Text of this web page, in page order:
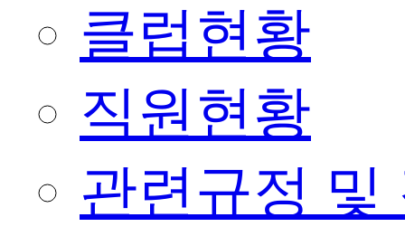
클럽현황
직원현황
관련규정 및